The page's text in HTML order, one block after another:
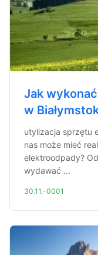
Jak
w
utylizacja sprzętu
nas może mieć
elektroodpady?
wydawać ...
30.11.-0001